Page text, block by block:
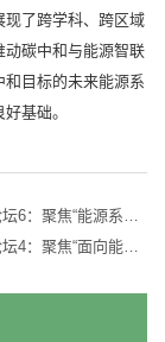
现了跨学科、跨区域
动碳中和与能源智联
目标的未来能源系
基础。
“能源系统数字孪生”
的智联技术：AI与绿色计算”